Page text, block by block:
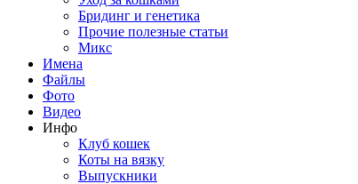
Бридинг и генетика
Прочие полезные статьи
Микс
Имена
Файлы
Фото
Видео
Инфо
Клуб кошек
Коты на вязку
Выпускники